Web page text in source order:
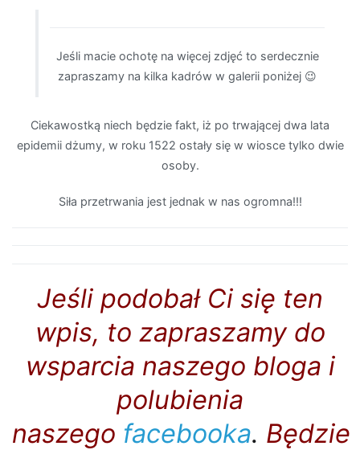
Jeśli macie ochotę na więcej zdjęć to serdecznie
zapraszamy na kilka kadrów w galerii poniżej 😉
Ciekawostką niech będzie fakt, iż po trwającej dwa lata
epidemii dżumy, w roku 1522 ostały się w wiosce tylko dwie
osoby.
Siła przetrwania jest jednak w nas ogromna!!!
Jeśli podobał Ci się ten
wpis, to zapraszamy do
wsparcia naszego bloga i
polubienia
naszego facebooka. Będzie